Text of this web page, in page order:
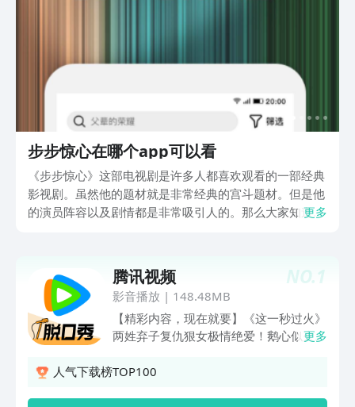
步步惊心在哪个app可以看
《步步惊心》这部电视剧是许多人都喜欢观看的一部经典
影视剧。虽然他的题材就是非常经典的宫斗题材。但是他
的演员阵容以及剧情都是非常吸引人的。那么大家知道关
视频软件上不能够找到这部电视剧。为了方便大家能够更
轻松，更容易找到《步步惊心》这个电视剧，小编在豌豆
荚给大家找到了以下几款播放这部电视剧的软件，希望大
家喜欢。
更多
NO.1
腾讯视频
影音播放 | 148.48MB
【精彩内容，现在就要】《这一秒过火》
两姓弃子复仇狠女极情绝爱！鹅心似火，
豪蓝盈莹临危受命，硬核演习燃爆逆袭
更多
人气下载榜TOP100